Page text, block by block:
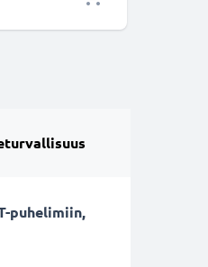
puhelimiin,